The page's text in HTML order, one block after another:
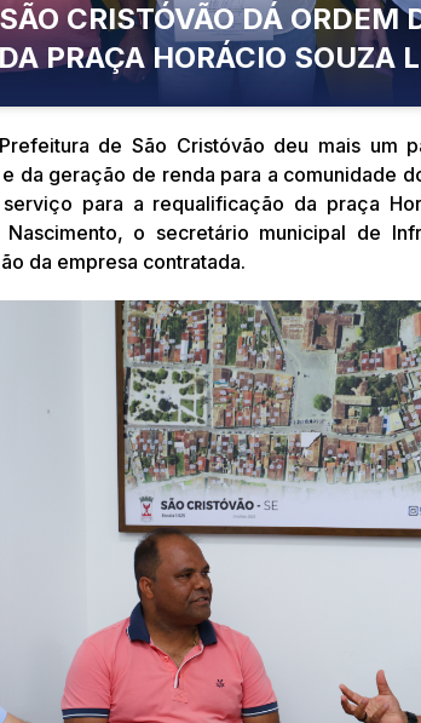
CRISTÓVÃO DÁ ORDEM
PRAÇA HORÁCIO SOUZA
de São Cristóvão deu mais um
da geração de renda para a comunidade
para a requalificação da praça
o secretário municipal de
da empresa contratada.